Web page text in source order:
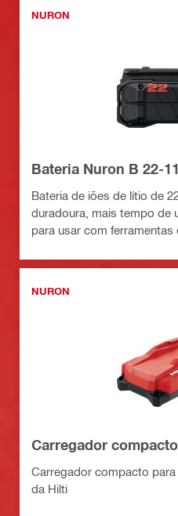
NURON
Bateria Nuron B 22-
Bateria de iões de lítio de
duradoura, mais tempo de
para usar com ferramentas
NURON
Carregador
Carregador compacto
da Hilti